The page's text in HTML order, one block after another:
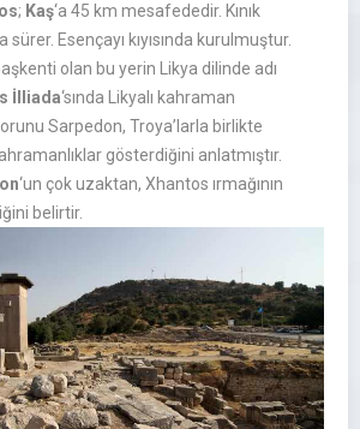
; Kaş‘a 45 km mesafededir. Kınık
Esençayı kıyısında kurulmuştur.
başkenti olan bu yerin Likya dilinde adı
İlliada‘sında Likyalı kahraman
Sarpedon, Troya’larla birlikte
gösterdiğini anlatmıştır.
‘un çok uzaktan, Xhantos ırmağının
belirtir.